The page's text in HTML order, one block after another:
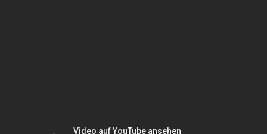
Video auf YouTube ansehen